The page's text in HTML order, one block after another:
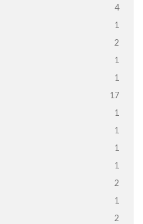
4
1
2
1
1
17
1
1
1
1
2
1
2